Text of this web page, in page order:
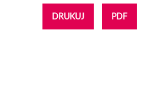
DRUKUJ PDF